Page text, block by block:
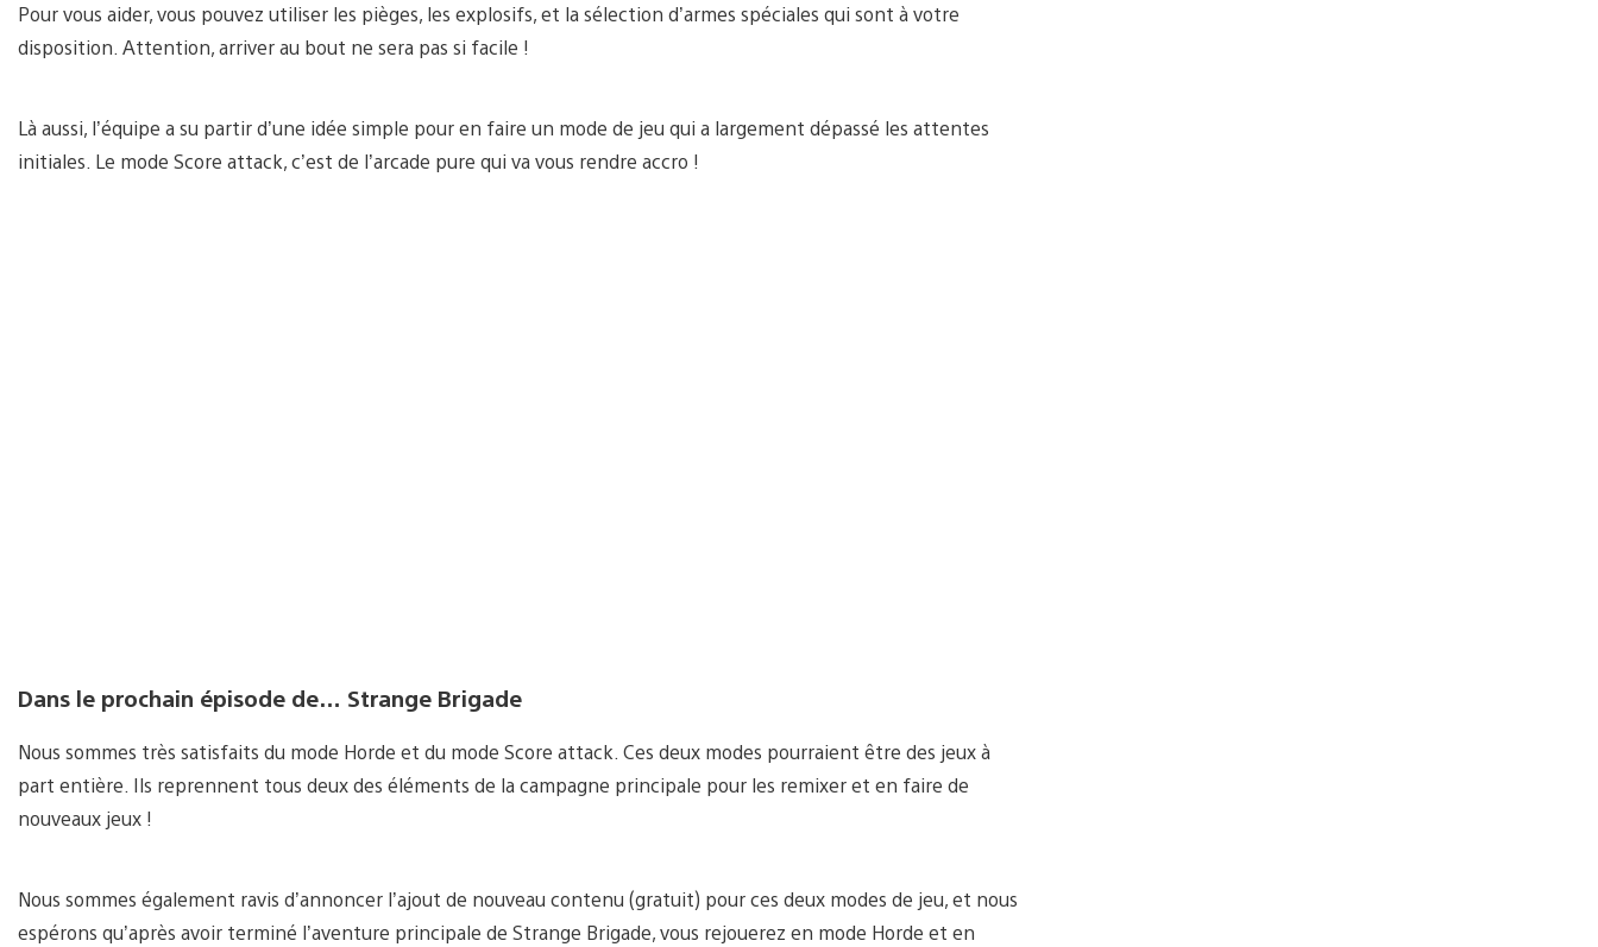
Pour vous aider, vous pouvez utiliser les pièges, les explosifs, et la sélection d’armes spéciales qui sont à votre
disposition. Attention, arriver au bout ne sera pas si facile !
Là aussi, l’équipe a su partir d’une idée simple pour en faire un mode de jeu qui a largement dépassé les attentes
initiales. Le mode Score attack, c’est de l’arcade pure qui va vous rendre accro !
Dans le prochain épisode de… Strange Brigade
Nous sommes très satisfaits du mode Horde et du mode Score attack. Ces deux modes pourraient être des jeux à
part entière. Ils reprennent tous deux des éléments de la campagne principale pour les remixer et en faire de
nouveaux jeux !
Nous sommes également ravis d’annoncer l’ajout de nouveau contenu (gratuit) pour ces deux modes de jeu, et nous
espérons qu’après avoir terminé l’aventure principale de Strange Brigade, vous rejouerez en mode Horde et en